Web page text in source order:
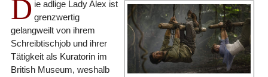
D ie adlige Lady Alex ist
grenzwertig
gelangweilt von ihrem
Schreibtischjob und ihrer
Tätigkeit als Kuratorin im
British Museum, weshalb